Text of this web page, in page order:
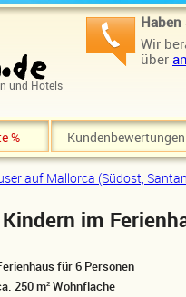
Haben
Wir
über
und Hotels
% Kundenbewertungen
auf Mallorca (Südost,
im
für 6 Personen
250 m² Wohnfläche